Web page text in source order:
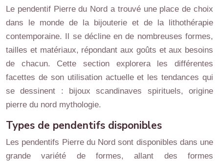
Le pendentif Pierre du Nord a trouvé une place de choix
dans le monde de la bijouterie et de la lithothérapie
contemporaine. Il se décline en de nombreuses formes,
tailles et matériaux, répondant aux goûts et aux besoins
de chacun. Cette section explorera les différentes
facettes de son utilisation actuelle et les tendances qui
se dessinent : bijoux scandinaves spirituels, origine
pierre du nord mythologie.
Types de pendentifs disponibles
Les pendentifs Pierre du Nord sont disponibles dans une
grande variété de formes, allant des formes